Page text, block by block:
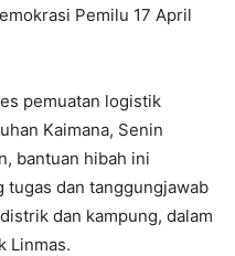
Pemilu 17 April
pemuatan logistik
Kaimana, Senin
bantuan hibah ini
dan tanggungjawab
dan kampung, dalam
Linmas.